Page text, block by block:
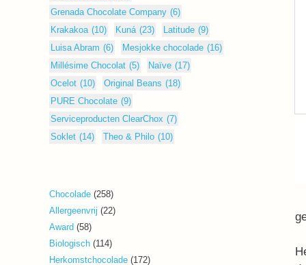
Grenada Chocolate Company (6)
Krakakoa (10) Kuná (23) Latitude (9)
Luisa Abram (6) Mesjokke chocolade (16)
Millésime Chocolat (5) Naïve (17)
Ocelot (10) Original Beans (18)
PURE Chocolate (9)
Serviceproducten ClearChox (7)
Soklet (14) Theo & Philo (10)
Chocolade 258258
producten
Allergeenvrij 2222
Award 5858
producten
Biologisch 114114
producten
Herkomstchocolade 172172